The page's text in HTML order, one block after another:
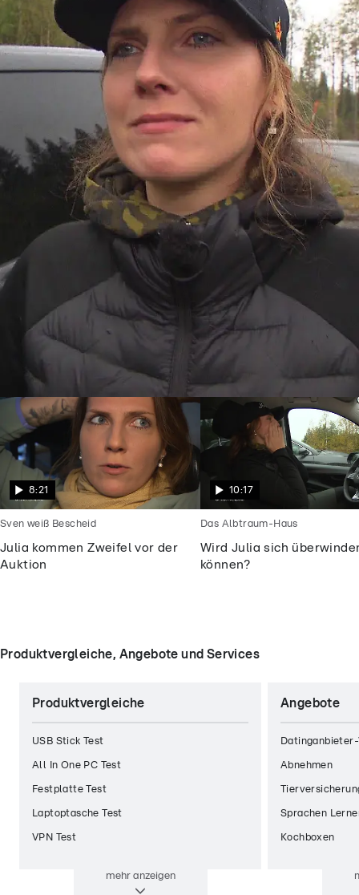
Goodbye Deutschland
Julia will endlich frei sein vom
Alptraummann
8:21
Julia kommen Zweifel vor der
Auktion
Sven weiß Bescheid
10:17
Wird Julia sich
können?
Das Albtraum-Haus
Produktvergleiche, Angebote und Services
Produktvergleiche
USB Stick Test
All In One PC Test
Festplatte Test
Laptoptasche Test
VPN Test
mehranzeigen
Angebote
Abnehmen
Sprachen
Kochboxen